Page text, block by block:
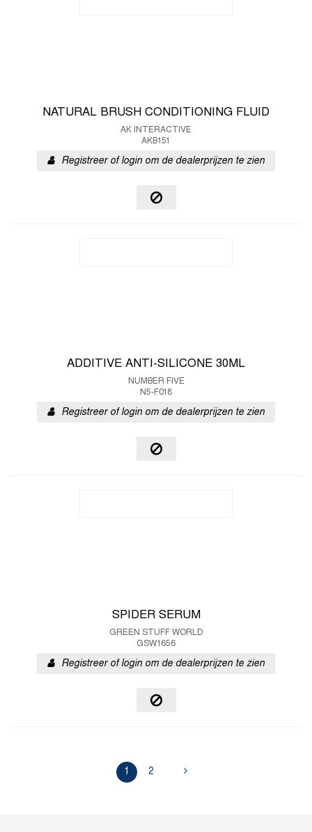
NATURAL BRUSH CONDITIONING FLUID
AK INTERACTIVE
AKB151
Registreer of login om de dealerprijzen te zien
ADDITIVE ANTI-SILICONE 30ML
NUMBER FIVE
N5-F018
Registreer of login om de dealerprijzen te zien
SPIDER SERUM
GREEN STUFF WORLD
GSW1656
Registreer of login om de dealerprijzen te zien
1 2